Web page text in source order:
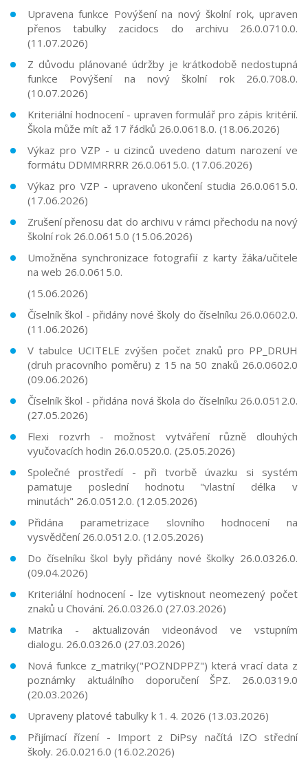
Upravena funkce Povýšení na nový školní rok, upraven
přenos tabulky zacidocs do archivu 26.0.0710.0.
(11.07.2026)
Z důvodu plánované údržby je krátkodobě nedostupná
funkce Povýšení na nový školní rok 26.0.708.0.
(10.07.2026)
Kriteriální hodnocení - upraven formulář pro zápis kritérií.
Škola může mít až 17 řádků 26.0.0618.0. (18.06.2026)
Výkaz pro VZP - u cizinců uvedeno datum narození ve
formátu DDMMRRRR 26.0.0615.0. (17.06.2026)
Výkaz pro VZP - upraveno ukončení studia 26.0.0615.0.
(17.06.2026)
Zrušení přenosu dat do archivu v rámci přechodu na nový
školní rok 26.0.0615.0 (15.06.2026)
Umožněna synchronizace fotografií z karty žáka/učitele
na web 26.0.0615.0.
(15.06.2026)
Číselník škol - přidány nové školy do číselníku 26.0.0602.0.
(11.06.2026)
V tabulce UCITELE zvýšen počet znaků pro PP_DRUH
(druh pracovního poměru) z 15 na 50 znaků 26.0.0602.0
(09.06.2026)
Číselník škol - přidána nová škola do číselníku 26.0.0512.0.
(27.05.2026)
Flexi rozvrh - možnost vytváření různě dlouhých
vyučovacích hodin 26.0.0520.0. (25.05.2026)
Společné prostředí - při tvorbě úvazku si systém
pamatuje poslední hodnotu "vlastní délka v
minutách" 26.0.0512.0. (12.05.2026)
Přidána parametrizace slovního hodnocení na
vysvědčení 26.0.0512.0. (12.05.2026)
Do číselníku škol byly přidány nové školky 26.0.0326.0.
(09.04.2026)
Kriteriální hodnocení - lze vytisknout neomezený počet
znaků u Chování. 26.0.0326.0 (27.03.2026)
Matrika - aktualizován videonávod ve vstupním
dialogu. 26.0.0326.0 (27.03.2026)
Nová funkce z_matriky("POZNDPPZ") která vrací data z
poznámky aktuálního doporučení ŠPZ. 26.0.0319.0
(20.03.2026)
Upraveny platové tabulky k 1. 4. 2026 (13.03.2026)
Přijímací řízení - Import z DiPsy načítá IZO střední
školy. 26.0.0216.0 (16.02.2026)